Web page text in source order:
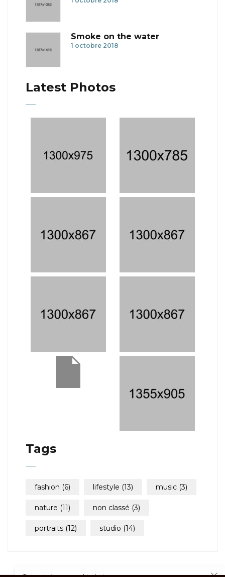
Smoke on the water
1 octobre 2018
Latest Photos
Tags
fashion (6) lifestyle (13) music (3)
nature (11) non classé (3)
portraits (12) studio (14)